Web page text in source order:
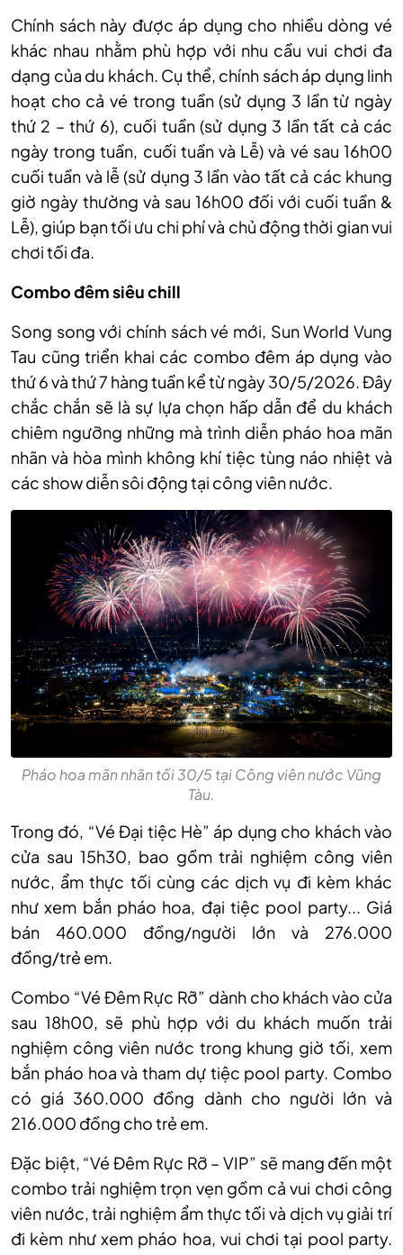
Chính sách này được áp dụng cho nhiều dòng vé
khác nhau nhằm phù hợp với nhu cầu vui chơi đa
dạng của du khách. Cụ thể, chính sách áp dụng linh
hoạt cho cả vé trong tuần (sử dụng 3 lần từ ngày
thứ 2 – thứ 6), cuối tuần (sử dụng 3 lần tất cả các
ngày trong tuần, cuối tuần và Lễ) và vé sau 16h00
cuối tuần và lễ (sử dụng 3 lần vào tất cả các khung
giờ ngày thường và sau 16h00 đối với cuối tuần &
Lễ), giúp bạn tối ưu chi phí và chủ động thời gian vui
chơi tối đa.
Combo đêm siêu chill
Song song với chính sách vé mới, Sun World Vung
Tau cũng triển khai các combo đêm áp dụng vào
thứ 6 và thứ 7 hàng tuần kể từ ngày 30/5/2026. Đây
chắc chắn sẽ là sự lựa chọn hấp dẫn để du khách
chiêm ngưỡng những mà trình diễn pháo hoa mãn
nhãn và hòa mình không khí tiệc tùng náo nhiệt và
các show diễn sôi động tại công viên nước.
Pháo hoa mãn nhãn tối 30/5 tại Công viên nước Vũng
Tàu.
Trong đó, “Vé Đại tiệc Hè” áp dụng cho khách vào
cửa sau 15h30, bao gồm trải nghiệm công viên
nước, ẩm thực tối cùng các dịch vụ đi kèm khác
như xem bắn pháo hoa, đại tiệc pool party... Giá
bán 460.000 đồng/người lớn và 276.000
đồng/trẻ em.
Combo “Vé Đêm Rực Rỡ” dành cho khách vào cửa
sau 18h00, sẽ phù hợp với du khách muốn trải
nghiệm công viên nước trong khung giờ tối, xem
bắn pháo hoa và tham dự tiệc pool party. Combo
có giá 360.000 đồng dành cho người lớn và
216.000 đồng cho trẻ em.
Đặc biệt, “Vé Đêm Rực Rỡ – VIP” sẽ mang đến một
combo trải nghiệm trọn vẹn gồm cả vui chơi công
viên nước, trải nghiệm ẩm thực tối và dịch vụ giải trí
đi kèm như xem pháo hoa, vui chơi tại pool party.